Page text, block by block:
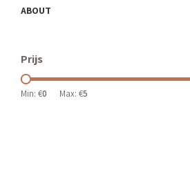
ABOUT
Prijs
Min: €0 Max: €5